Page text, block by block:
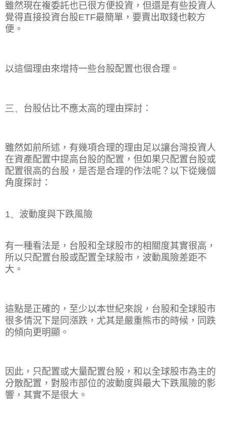
雖然現在複委託也已很方便投資，但還是有些投資人
覺得直接投資台股ETF最簡單，要賣出取錢也較方
便。
以這個理由來增持一些台股配置也很合理。
三、 台股佔比不應太高的理由探討：
雖然如前所述，有幾項合理的理由足以讓台灣投資人
在資產配置中提高台股的配置，但如果只配置台股或
配置很高的台股，是否是合理的作法呢？以下從幾個
角度探討：
1、 波動度與下跌風險
有一種看法是，台股和全球股市的相關度其實很高，
所以只配置台股或配置全球股市，波動風險差距不
大。
這點是正確的，至少以本世紀來說，台股和全球股市
很多情況下是同漲跌，尤其是嚴重熊市的時候，同跌
的傾向更明顯。
因此，只配置或大量配置台股，和以全球股市為主的
分散配置，對股市部位的波動度與最大下跌風險的影
響，其實不是很大。